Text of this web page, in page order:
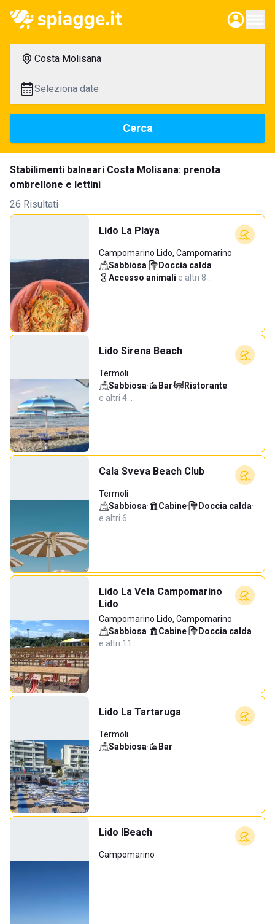
Costa Molisana
Seleziona date
Cerca
Stabilimenti balneari Costa Molisana: prenota
ombrellone e lettini
26 Risultati
Lido La Playa
Campomarino Lido, Campomarino
Sabbiosa· Doccia calda·
Accesso animali·e altri 8…
Lido Sirena Beach
Termoli
Sabbiosa· Bar· Ristorante·
e altri 4…
Cala Sveva Beach Club
Termoli
Sabbiosa· Cabine· Doccia calda·
e altri 6…
Lido La Vela Campomarino
Lido
Campomarino Lido, Campomarino
Sabbiosa· Cabine· Doccia calda·
e altri 11…
Lido La Tartaruga
Termoli
Sabbiosa· Bar
Lido IBeach
Campomarino